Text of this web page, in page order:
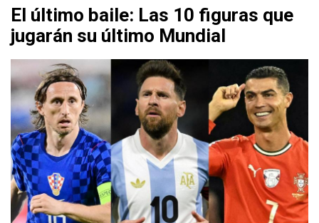
El último baile: Las 10 figuras que
jugarán su último Mundial